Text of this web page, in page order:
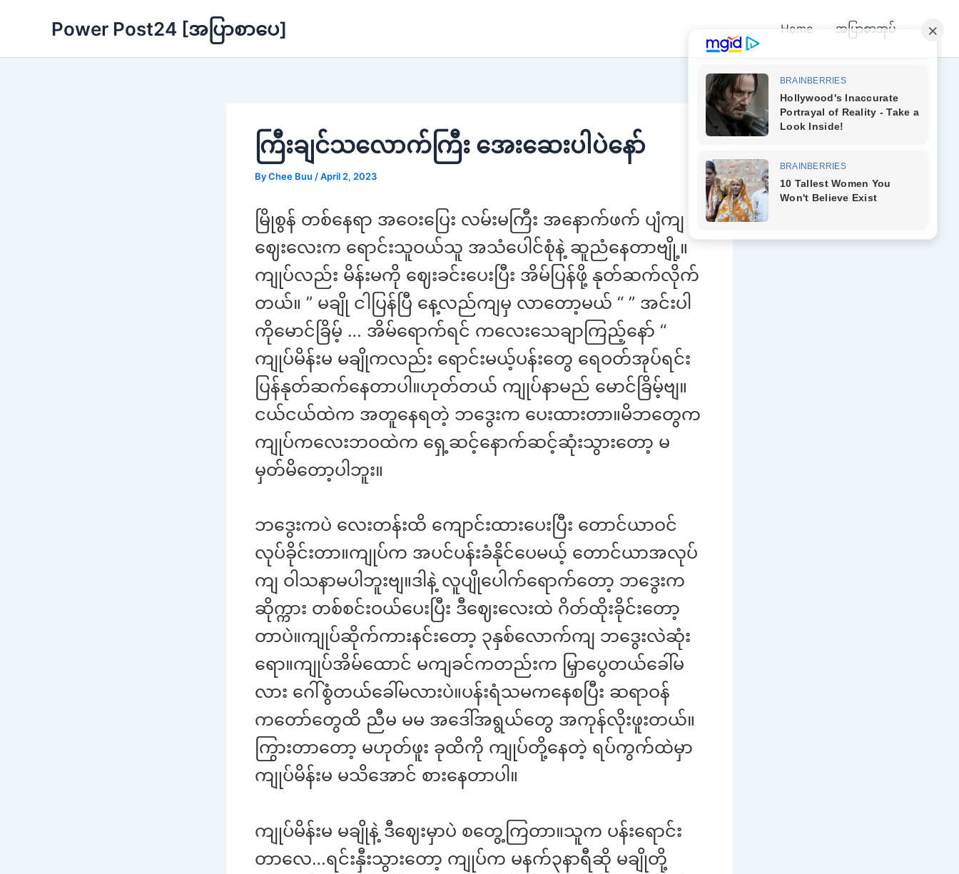
Power Post24 [အပြာစာပေ] Home အပြာစာအုပ်
ကြီးချင်သလောက်ကြီး အေးဆေးပါပဲနော်
ByChee Buu /April 2, 2023
မြိုစွန် တစ်နေရာ အဝေးပြေး လမ်းမကြီး အနောက်ဖက် ပျံကျ
ဈေးလေးက ရောင်းသူဝယ်သူ အသံပေါင်စုံနဲ့ ဆူညံနေတာဗျို့။
ကျုပ်လည်း မိန်းမကို ဈေးခင်းပေးပြီး အိမ်ပြန်ဖို့ နုတ်ဆက်လိုက်
တယ်။ ” မချို ငါပြန်ပြီ နေ့လည်ကျမှ လာတော့မယ် “ ” အင်းပါ
ကိုမောင်ခြိမ့် … အိမ်ရောက်ရင် ကလေးသေချာကြည့်နော် “
ကျုပ်မိန်းမ မချိုကလည်း ရောင်းမယ့်ပန်းတွေ ရေဝတ်အုပ်ရင်း
ပြန်နုတ်ဆက်နေတာပါ။ဟုတ်တယ် ကျုပ်နာမည် မောင်ခြိမ့်ဗျ။
ငယ်ငယ်ထဲက အတူနေရတဲ့ ဘဒွေးက ပေးထားတာ။မိဘတွေက
ကျုပ်ကလေးဘဝထဲက ရှေ့ဆင့်နောက်ဆင့်ဆုံးသွားတော့ မ
မှတ်မိတော့ပါဘူး။
ဘဒွေးကပဲ လေးတန်းထိ ကျောင်းထားပေးပြီး တောင်ယာဝင်
လုပ်ခိုင်းတာ။ကျုပ်က အပင်ပန်းခံနိုင်ပေမယ့် တောင်ယာအလုပ်
ကျ ဝါသနာမပါဘူးဗျ။ဒါနဲ့ လူပျိုပေါက်ရောက်တော့ ဘဒွေးက
ဆိုက္ကား တစ်စင်းဝယ်ပေးပြီး ဒီဈေးလေးထဲ ဂိတ်ထိုးခိုင်းတော့
တာပဲ။ကျုပ်ဆိုက်ကားနင်းတော့ ၃နှစ်လောက်ကျ ဘဒွေးလဲဆုံး
ရော။ကျုပ်အိမ်ထောင် မကျခင်ကတည်းက မြှာပွေတယ်ခေါ်မ
လား ဂေါ်စွံတယ်ခေါ်မလားပဲ။ပန်းရံသမကနေစပြီး ဆရာဝန်
ကတော်တွေထိ ညီမ မမ အဒေါ်အရွယ်တွေ အကုန်လိုးဖူးတယ်။
ကြွားတာတော့ မဟုတ်ဖူး ခုထိကို ကျုပ်တို့နေတဲ့ ရပ်ကွက်ထဲမှာ
ကျုပ်မိန်းမ မသိအောင် စားနေတာပါ။
ကျုပ်မိန်းမ မချိုနဲ့ ဒီဈေးမှာပဲ စတွေ့ကြတာ။သူက ပန်းရောင်း
တာလေ…ရင်းနှီးသွားတော့ ကျုပ်က မနက်၃နာရီဆို မချိုတို့